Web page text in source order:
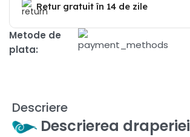
Retur gratuit în 14 de zile
Metode de
plata:
Descriere
Descrierea draperiei